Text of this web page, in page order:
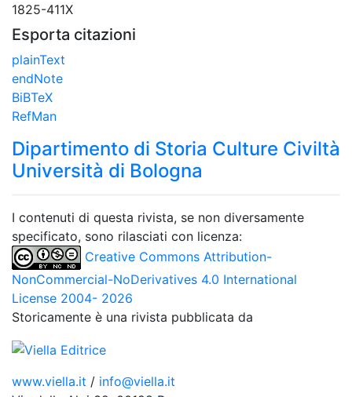
1825-411X
Esporta citazioni
plainText
endNote
BiBTeX
RefMan
Dipartimento di Storia Culture Civiltà
Università di Bologna
I contenuti di questa rivista, se non diversamente
specificato, sono rilasciati con licenza:
Creative Commons Attribution-
NonCommercial-NoDerivatives 4.0 International
License 2004- 2026
Storicamente è una rivista pubblicata da
www.viella.it / info@viella.it